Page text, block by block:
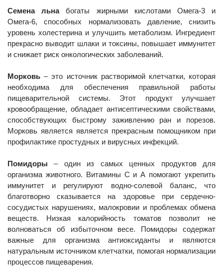
Семена льнабогаты жирными кислотами Омега-3 и
Омега-6, способных нормализовать давление, снизить
уровень холестерина и улучшить метаболизм. Ингредиент
прекрасно выводит шлаки и токсины, повышает иммунитет
и снижает риск онкологических заболеваний.
Морковь – это источник растворимой клетчатки, которая
необходима для обеспечения правильной работы
пищеварительной системы. Этот продукт улучшает
кровообращение, обладает антисептическими свойствами,
способствующих быстрому заживлению ран и порезов.
Морковь является является прекрасным помощником при
профилактике простудных и вирусных инфекций.
Помидоры – один из самых ценных продуктов для
организма животного. Витамины С и А помогают укрепить
иммунитет и регулируют водно-солевой баланс, что
благотворно сказывается на здоровье при сердечно-
сосудистых нарушениях, малокровии и проблемах обмена
веществ. Низкая калорийность томатов позволит не
волноваться об избыточном весе. Помидоры содержат
важные для организма антиоксиданты и являются
натуральным источником клетчатки, помогая нормализации
процессов пищеварения.